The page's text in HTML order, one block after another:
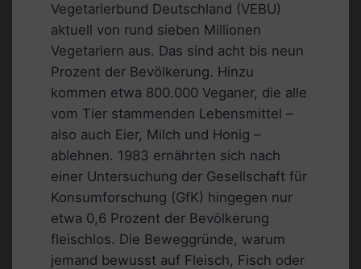
Vegetarierbund Deutschland (VEBU)
aktuell von rund sieben Millionen
Vegetariern aus. Das sind acht bis neun
Prozent der Bevölkerung. Hinzu
kommen etwa 800.000 Veganer, die alle
vom Tier stammenden Lebensmittel –
also auch Eier, Milch und Honig –
ablehnen. 1983 ernährten sich nach
einer Untersuchung der Gesellschaft für
Konsumforschung (GfK) hingegen nur
etwa 0,6 Prozent der Bevölkerung
fleischlos. Die Beweggründe, warum
jemand bewusst auf Fleisch, Fisch oder